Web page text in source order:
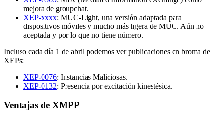
mejora de groupchat.
XEP-xxxx: MUC-Light, una versión adaptada para
dispositivos móviles y mucho más ligera de MUC. Aún no
aceptada y por lo que no tiene número.
Incluso cada día 1 de abril podemos ver publicaciones en broma de
XEPs:
XEP-0076: Instancias Maliciosas.
XEP-0132: Presencia por excitación kinestésica.
Ventajas de XMPP